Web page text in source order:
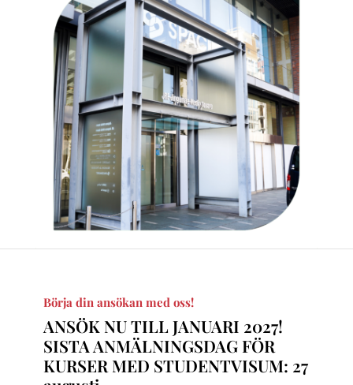
Börja din ansökan med oss!
ANSÖK NU TILL JANUARI 2027!
SISTA ANMÄLNINGSDAG FÖR
KURSER MED STUDENTVISUM: 27